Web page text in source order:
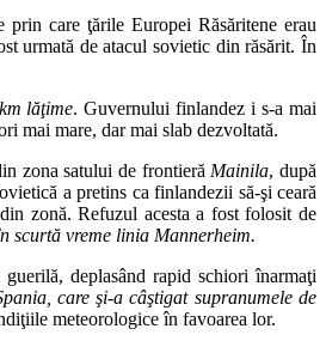
care ţările Europei Răsăritene erau
urmată de atacul sovietic din răsărit. În
lăţime. Guvernului finlandez i s-a mai
mai mare, dar mai slab dezvoltată.
zona satului de frontieră Mainila, după
a pretins ca finlandezii să-şi ceară
zonă. Refuzul acesta a fost folosit de
scurtă vreme linia Mannerheim.
deplasând rapid schiori înarmaţi
care şi-a câştigat supranumele de
meteorologice în favoarea lor.